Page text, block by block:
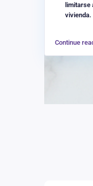
limitarse
vivienda.
Continue